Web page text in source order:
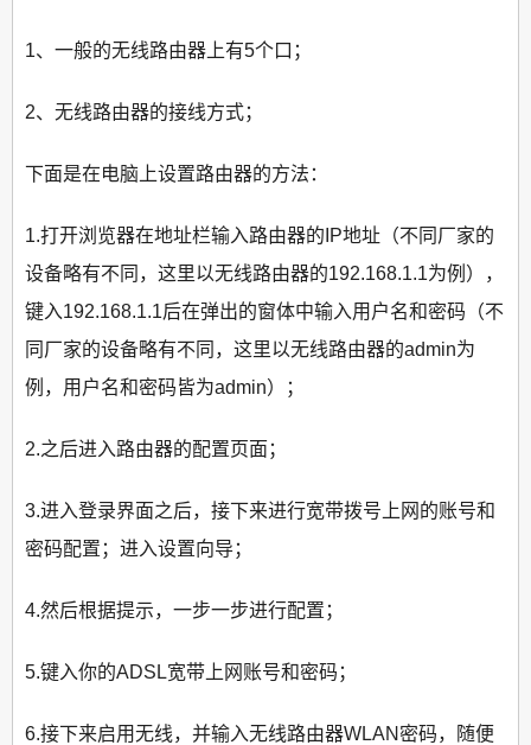
1、一般的无线路由器上有5个口；
2、无线路由器的接线方式；
下面是在电脑上设置路由器的方法：
1.打开浏览器在地址栏输入路由器的IP地址（不同厂家的
设备略有不同，这里以无线路由器的192.168.1.1为例），
键入192.168.1.1后在弹出的窗体中输入用户名和密码（不
同厂家的设备略有不同，这里以无线路由器的admin为
例，用户名和密码皆为admin）；
2.之后进入路由器的配置页面；
3.进入登录界面之后，接下来进行宽带拨号上网的账号和
密码配置；进入设置向导；
4.然后根据提示，一步一步进行配置；
5.键入你的ADSL宽带上网账号和密码；
6.接下来启用无线，并输入无线路由器WLAN密码，随便